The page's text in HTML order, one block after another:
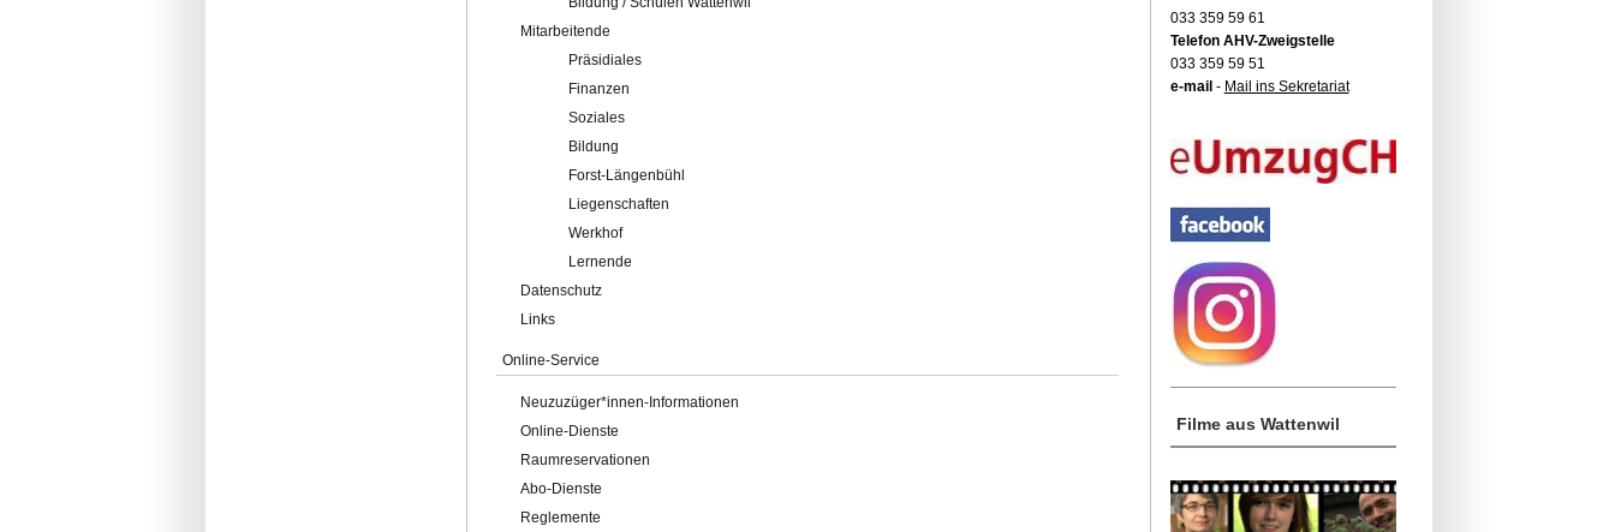
Mitarbeitende
Präsidiales
Finanzen
Soziales
Bildung
Forst-Längenbühl
Liegenschaften
Werkhof
Lernende
Datenschutz
Links
Online-Service
Neuzuzüger*innen-Informationen
Online-Dienste
Raumreservationen
Abo-Dienste
Reglemente
033 359 59 61
Telefon AHV-Zweigstelle
033 359 59 51
e-mail - Mail ins Sekretariat
Filme aus Wattenwil